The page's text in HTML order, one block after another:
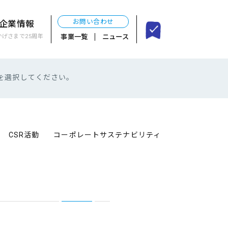
業情報
げさまで25周年 事業一覧 ニュース
お問い合わせ
択してください。
CSR活動 コーポレート サステナビリティ